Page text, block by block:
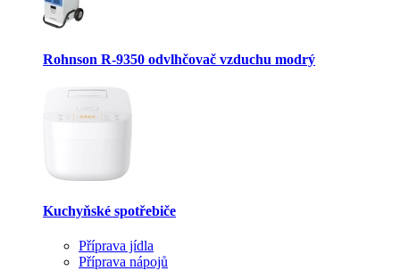
Rohnson R-9350 odvlhčovač vzduchu modrý
Kuchyňské spotřebiče
Příprava jídla
Příprava nápojů